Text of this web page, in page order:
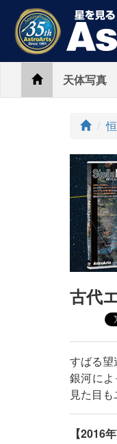
Home天体写真
ト
プ
古代
すばる
銀河に
見た目
【2016